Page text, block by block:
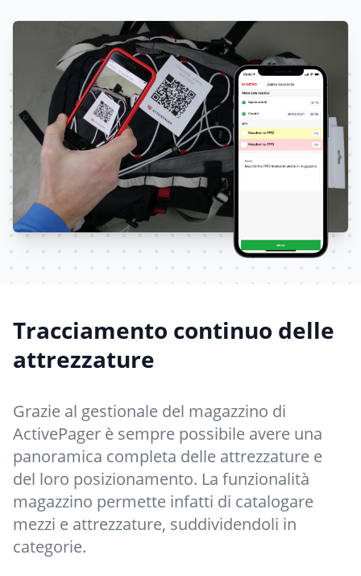
Tracciamento continuo delle
attrezzature
Grazie al gestionale del magazzino di
ActivePager è sempre possibile avere una
panoramica completa delle attrezzature e
del loro posizionamento. La funzionalità
magazzino permette infatti di catalogare
mezzi e attrezzature, suddividendoli in
categorie.